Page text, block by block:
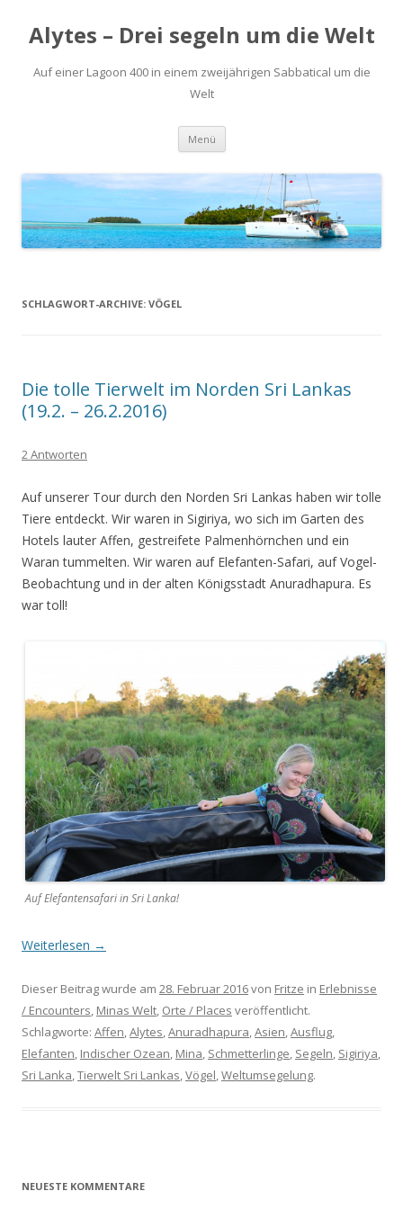
Alytes – Drei segeln um die Welt
Auf einer Lagoon 400 in einem zweijährigen Sabbatical um die
Welt
Menü Zum
springen
SCHLAGWORT-ARCHIVE: VÖGEL
Die tolle Tierwelt im Norden Sri Lankas
(19.2. – 26.2.2016)
2 Antworten
Auf unserer Tour durch den Norden Sri Lankas haben wir tolle
Tiere entdeckt. Wir waren in Sigiriya, wo sich im Garten des
Hotels lauter Affen, gestreifete Palmenhörnchen und ein
Waran tummelten. Wir waren auf Elefanten-Safari, auf Vogel-
Beobachtung und in der alten Königsstadt Anuradhapura. Es
war toll!
Auf Elefantensafari in Sri Lanka!
Weiterlesen →
Dieser Beitrag wurde am 28. Februar 2016von Fritze in Erlebnisse
/ Encounters, Minas Welt, Orte / Places veröffentlicht.
Schlagworte: Affen,Alytes,Anuradhapura,Asien,Ausflug,
Elefanten, Indischer Ozean, Mina, Schmetterlinge, Segeln, Sigiriya,
Sri Lanka,Tierwelt Sri Lankas,Vögel,Weltumsegelung.
NEUESTE KOMMENTARE